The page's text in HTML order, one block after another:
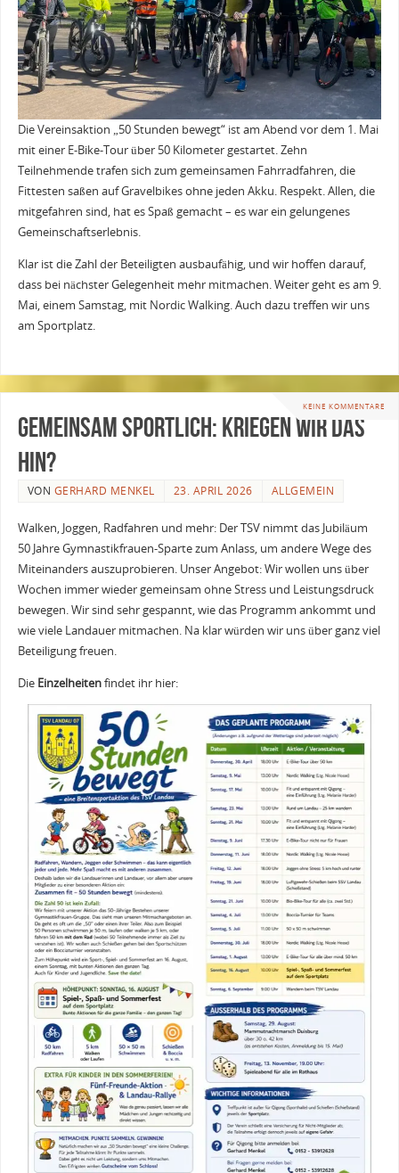
Die Vereinsaktion „50 Stunden bewegt“ ist am Abend vor dem 1. Mai
mit einer E-Bike-Tour über 50 Kilometer gestartet. Zehn
Teilnehmende trafen sich zum gemeinsamen Fahrradfahren, die
Fittesten saßen auf Gravelbikes ohne jeden Akku. Respekt. Allen, die
mitgefahren sind, hat es Spaß gemacht – es war ein gelungenes
Gemeinschaftserlebnis.
Klar ist die Zahl der Beteiligten ausbaufähig, und wir hoffen darauf,
dass bei nächster Gelegenheit mehr mitmachen. Weiter geht es am 9.
Mai, einem Samstag, mit Nordic Walking. Auch dazu treffen wir uns
am Sportplatz.
KEINE KOMMENTARE
Gemeinsam sportlich: Kriegen wir das
hin?
VON GERHARD MENKEL 23. APRIL 2026 ALLGEMEIN
Walken, Joggen, Radfahren und mehr: Der TSV nimmt das Jubiläum
50 Jahre Gymnastikfrauen-Sparte zum Anlass, um andere Wege des
Miteinanders auszuprobieren. Unser Angebot: Wir wollen uns über
Wochen immer wieder gemeinsam ohne Stress und Leistungsdruck
bewegen. Wir sind sehr gespannt, wie das Programm ankommt und
wie viele Landauer mitmachen. Na klar würden wir uns über ganz viel
Beteiligung freuen.
Die Einzelheitenfindet ihr hier: